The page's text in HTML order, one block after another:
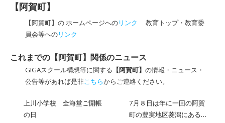
【阿賀町】
【阿賀町】の ホームページへのリンク
教育トップ・教育委
員会等へのリンク
これまでの【阿賀町】関係のニュース
GIGAスクール構想等に関する 【阿賀町】 の情報・ニュース・
公告等があれば是非こちらからご連絡ください。
上川小学校 全海堂ご開帳
の日
7月８日は年に一回の阿賀
町の豊実地区菱潟にある全